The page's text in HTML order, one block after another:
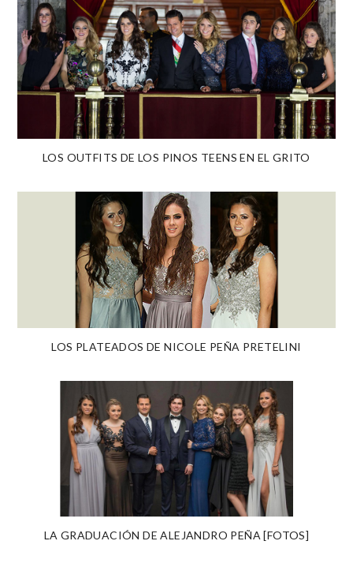
LOS OUTFITS DE LOS PINOS TEENS EN EL GRITO
LOS PLATEADOS DE NICOLE PEÑA PRETELINI
LA GRADUACIÓN DE ALEJANDRO PEÑA [FOTOS]